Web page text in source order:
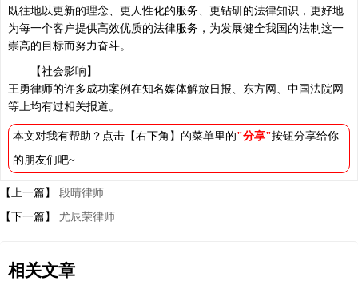
既往地以更新的理念、更人性化的服务、更钻研的法律知识，更好地
为每一个客户提供高效优质的法律服务，为发展健全我国的法制这一
崇高的目标而努力奋斗。
【社会影响】
王勇律师的许多成功案例在知名媒体解放日报、东方网、中国法院网
等上均有过相关报道。
本文对我有帮助？点击【右下角】的菜单里的"分享"按钮分享给你
的朋友们吧~
【上一篇】
段晴律师
【下一篇】
尤辰荣律师
相关文章